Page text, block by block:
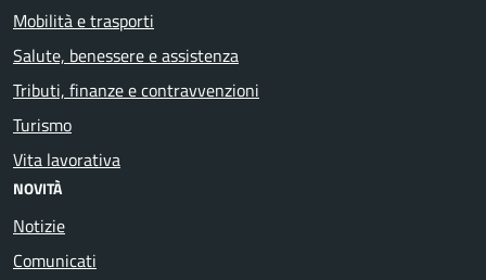
Mobilità e trasporti
Salute, benessere e assistenza
Tributi, finanze e contravvenzioni
Turismo
Vita lavorativa
NOVITÀ
Notizie
Comunicati